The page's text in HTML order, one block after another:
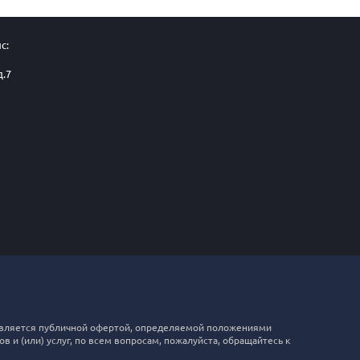
публичной офертой, определяемой положениями
и (или) услуг, по всем вопросам, пожалуйста, обращайтесь к